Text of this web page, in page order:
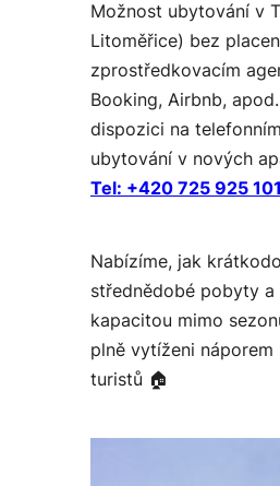
Možnost ubytování v
Litoměřice) bez
zprostředkovacím
Booking, Airbnb,
dispozici na
ubytování v nových
Tel: +420 725 925 101
Nabízíme, jak
střednědobé pobyty a
kapacitou mimo
plně vytíženi náporem
turistů 🏠